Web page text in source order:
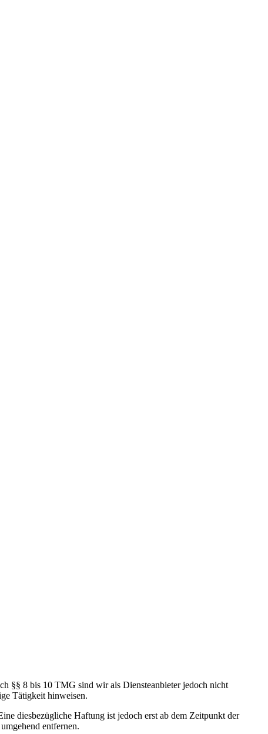
§§ 8 bis 10 TMG sind wir als Diensteanbieter jedoch nicht
Tätigkeit hinweisen.
diesbezügliche Haftung ist jedoch erst ab dem Zeitpunkt der
entfernen.